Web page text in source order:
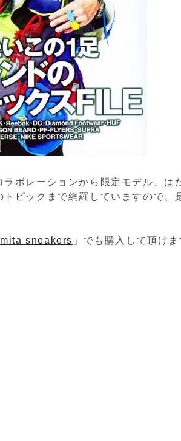
ボレーションから限定モデル、は
ピックまで網羅していますので、
mita sneakers 」でも購入して頂けま